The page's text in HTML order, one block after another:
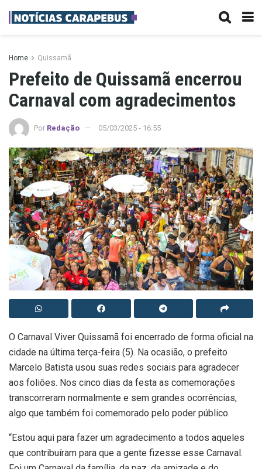
Home Quissamã
Prefeito de Quissamã encerrou
Carnaval com agradecimentos
Por Redação 05/03/2025 - 16:55
O Carnaval Viver Quissamã foi encerrado de forma oficial na
cidade na última terça-feira (5). Na ocasião, o prefeito
Marcelo Batista usou suas redes sociais para agradecer
aos foliões. Nos cinco dias da festa as comemorações
transcorreram normalmente e sem grandes ocorrências,
algo que também foi comemorado pelo poder público.
“Estou aqui para fazer um agradecimento a todos aqueles
que contribuíram para que a gente fizesse esse Carnaval.